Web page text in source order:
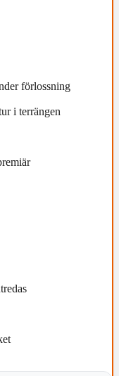
förlossning
i terrängen